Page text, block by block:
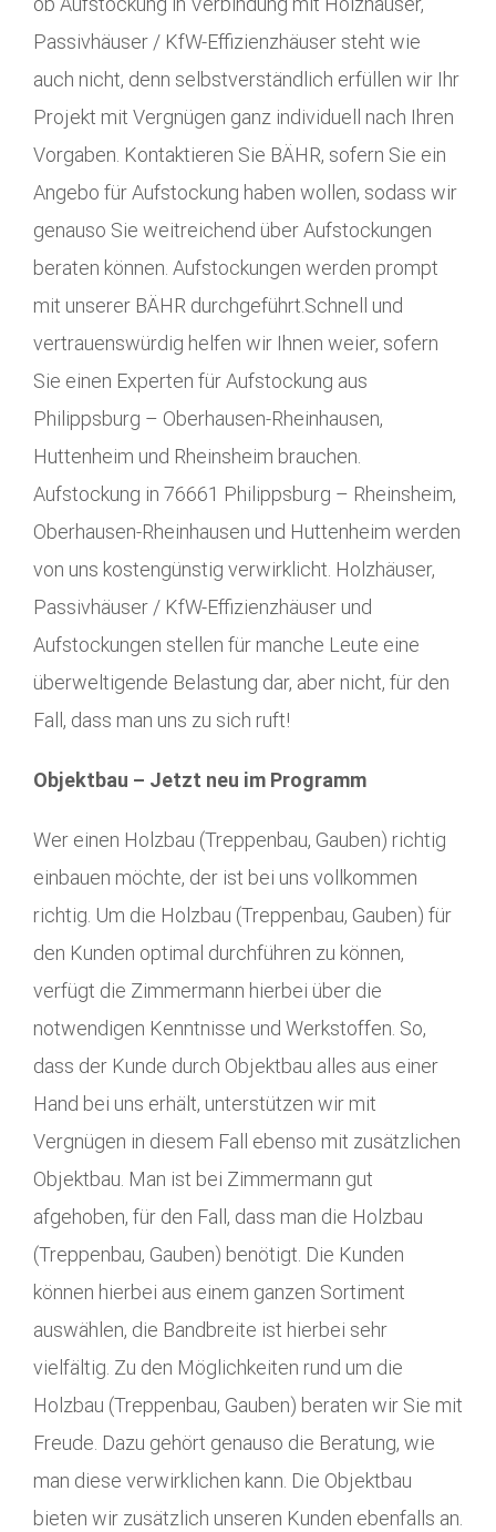
Passivhäuser / KfW-Effizienzhäuser steht wie
auch nicht, denn selbstverständlich erfüllen wir Ihr
Projekt mit Vergnügen ganz individuell nach Ihren
Vorgaben. Kontaktieren Sie BÄHR, sofern Sie ein
Angebo für Aufstockung haben wollen, sodass wir
genauso Sie weitreichend über Aufstockungen
beraten können. Aufstockungen werden prompt
mit unserer BÄHR durchgeführt.Schnell und
vertrauenswürdig helfen wir Ihnen weier, sofern
Sie einen Experten für Aufstockung aus
Philippsburg – Oberhausen-Rheinhausen,
Huttenheim und Rheinsheim brauchen.
Aufstockung in 76661 Philippsburg – Rheinsheim,
Oberhausen-Rheinhausen und Huttenheim werden
von uns kostengünstig verwirklicht. Holzhäuser,
Passivhäuser / KfW-Effizienzhäuser und
Aufstockungen stellen für manche Leute eine
überweltigende Belastung dar, aber nicht, für den
Fall, dass man uns zu sich ruft!
Objektbau – Jetzt neu im Programm
Wer einen Holzbau (Treppenbau, Gauben) richtig
einbauen möchte, der ist bei uns vollkommen
richtig. Um die Holzbau (Treppenbau, Gauben) für
den Kunden optimal durchführen zu können,
verfügt die Zimmermann hierbei über die
notwendigen Kenntnisse und Werkstoffen. So,
dass der Kunde durch Objektbau alles aus einer
Hand bei uns erhält, unterstützen wir mit
Vergnügen in diesem Fall ebenso mit zusätzlichen
Objektbau. Man ist bei Zimmermann gut
afgehoben, für den Fall, dass man die Holzbau
(Treppenbau, Gauben) benötigt. Die Kunden
können hierbei aus einem ganzen Sortiment
auswählen, die Bandbreite ist hierbei sehr
vielfältig. Zu den Möglichkeiten rund um die
Holzbau (Treppenbau, Gauben) beraten wir Sie mit
Freude. Dazu gehört genauso die Beratung, wie
man diese verwirklichen kann. Die Objektbau
bieten wir zusätzlich unseren Kunden ebenfalls an.